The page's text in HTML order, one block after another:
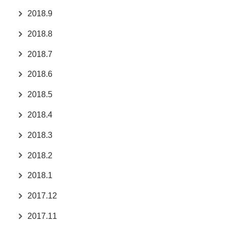
2018.9
2018.8
2018.7
2018.6
2018.5
2018.4
2018.3
2018.2
2018.1
2017.12
2017.11